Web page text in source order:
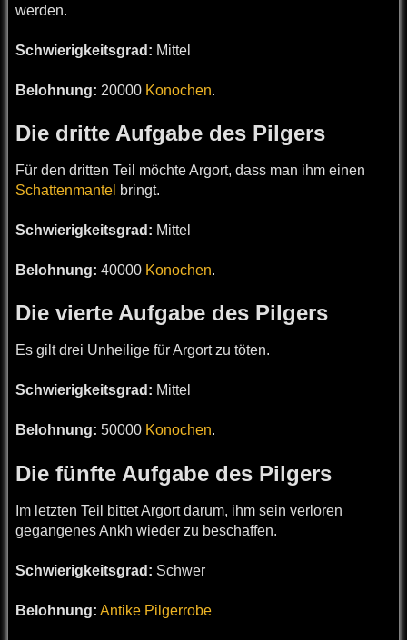
werden.
Schwierigkeitsgrad: Mittel
Belohnung: 20000 Konochen.
Die dritte Aufgabe des Pilgers
Für den dritten Teil möchte Argort, dass man ihm einen
Schattenmantel bringt.
Schwierigkeitsgrad: Mittel
Belohnung: 40000 Konochen.
Die vierte Aufgabe des Pilgers
Es gilt drei Unheilige für Argort zu töten.
Schwierigkeitsgrad: Mittel
Belohnung: 50000 Konochen.
Die fünfte Aufgabe des Pilgers
Im letzten Teil bittet Argort darum, ihm sein verloren
gegangenes Ankh wieder zu beschaffen.
Schwierigkeitsgrad: Schwer
Belohnung: Antike Pilgerrobe